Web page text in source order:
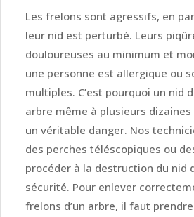
Les frelons sont agressifs, en
leur nid est perturbé. Leurs
douloureuses au minimum et
une personne est allergique ou
multiples. C’est pourquoi un nid
arbre même à plusieurs
un véritable danger. Nos
des perches téléscopiques ou
procéder à la destruction du nid
sécurité. Pour enlever
frelons d’un arbre, il faut